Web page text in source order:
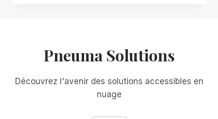
(RIM)
Pneuma Solutions
Découvrez l'avenir des solutions accessibles en
nuage